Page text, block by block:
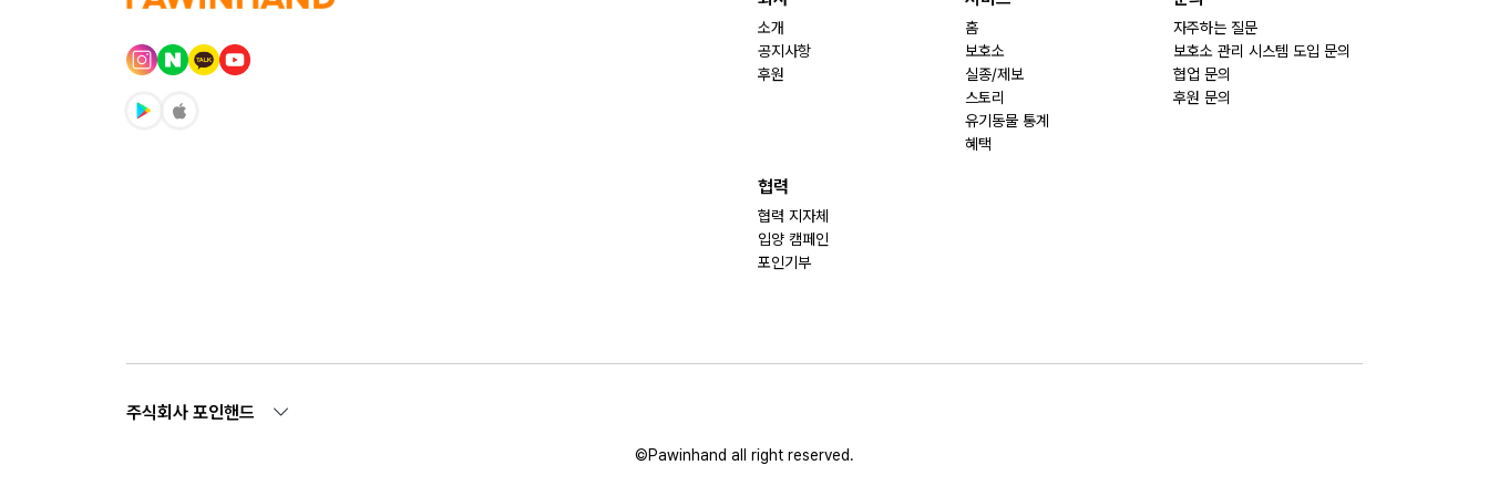
소개
공지사항
후원
홈
보호소
실종/제보
스토리
유기동물 통계
혜택
자주하는 질문
보호소 관리 시스템 도입 문의
협업 문의
후원 문의
협력
협력 지자체
입양 캠페인
포인기부
주식회사 포인핸드
©Pawinhand all right reserved.